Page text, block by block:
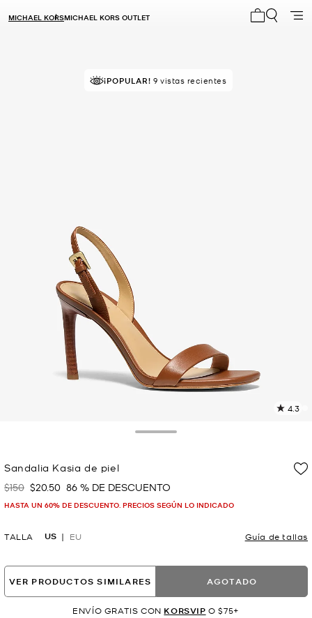
MICHAEL KORSMICHAEL KORS OUTLET
¡POPULAR! 9 vistas recientes
4.3
Sandalia Kasia de piel
Era
$150 Ahora
$20.50 86 % DE DESCUENTO
HASTA UN 60% DE DESCUENTO. PRECIOS SEGÚN LO INDICADO
TALLA US EU Guía de tallas
VER PRODUCTOS SIMILARES AGOTADO
ENVÍO GRATIS CON KORSVIP O $75+